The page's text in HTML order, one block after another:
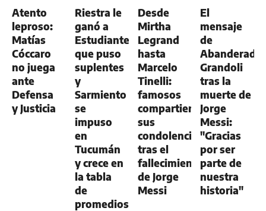
Atento
leproso:
Matías
Cóccaro
no juega
ante
Defensa
y Justicia
Riestra le
ganó a
Estudiantes,
que puso
suplentes
y
Sarmiento
se
impuso
en
Tucumán
y crece en
la tabla
de
promedios
Desde
Mirtha
Legrand
hasta
Marcelo
Tinelli:
famosos
compartieron
sus
condolencias
tras el
fallecimiento
de Jorge
Messi
El
mensaje
de
Abanderado
Grandoli
tras la
muerte de
Jorge
Messi:
"Gracias
por ser
parte de
nuestra
historia"